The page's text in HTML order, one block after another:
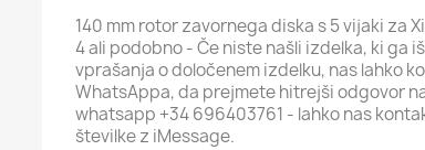
140 mm rotor zavornega diska s 5 vijaki za
4 ali podobno - Če niste našli izdelka, ki ga
vprašanja o določenem izdelku, nas lahko
WhatsAppa, da prejmete hitrejši odgovor
whatsapp +34 696403761 - lahko nas
številke z iMessage.